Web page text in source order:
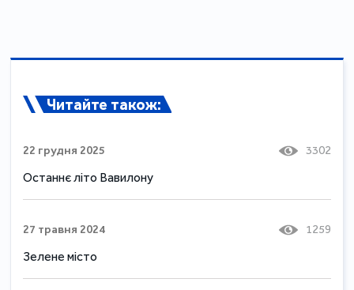
Читайте також:
22 грудня 2025 3302
Останнє літо Вавилону
27 травня 2024 1259
Зелене місто